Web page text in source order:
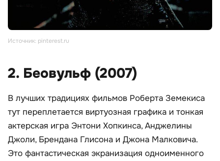
Источник: pinterest.ru
2. Беовульф (2007)
В лучших традициях фильмов Роберта Земекиса
тут переплетается виртуозная графика и тонкая
актерская игра Энтони Хопкинса, Анджелины
Джоли, Брендана Глисона и Джона Малковича.
Это фантастическая экранизация одноименного